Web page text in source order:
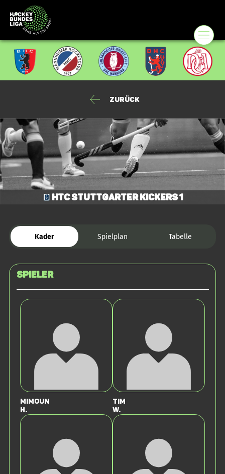
Zurück
HTC Stuttgarter Kickers 1
Kader Spielplan Tabelle
Spieler
Mimoun
H.
Tim
W.